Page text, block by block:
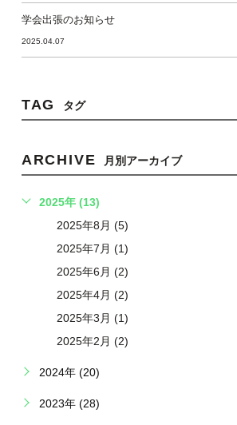
学会出張のお知らせ
2025.04.07
TAG タグ
ARCHIVE 月別アーカイブ
2025年 (13)
2025年8月 (5)
2025年7月 (1)
2025年6月 (2)
2025年4月 (2)
2025年3月 (1)
2025年2月 (2)
2024年 (20)
2023年 (28)